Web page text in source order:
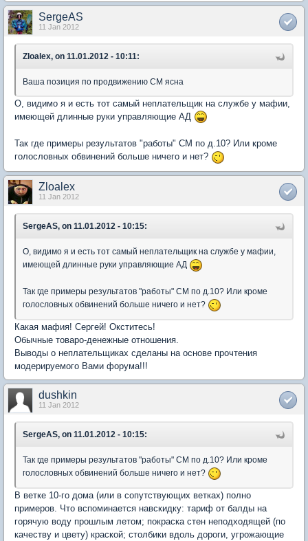
SergeAS
11 Jan 2012
Zloalex, on 11.01.2012 - 10:11:
Ваша позиция по продвижению СМ ясна
О, видимо я и есть тот самый неплательщик на службе у мафии,
имеющей длинные руки управляющие АД
Так где примеры результатов "работы" СМ по д.10? Или кроме
голословных обвинений больше ничего и нет?
Zloalex
11 Jan 2012
SergeAS, on 11.01.2012 - 10:15:
О, видимо я и есть тот самый неплательщик на службе у мафии,
имеющей длинные руки управляющие АД
Так где примеры результатов "работы" СМ по д.10? Или кроме
голословных обвинений больше ничего и нет?
Какая мафия! Сергей! Окститесь!
Обычные товаро-денежные отношения.
Выводы о неплательщиках сделаны на основе прочтения
модерируемого Вами форума!!!
dushkin
11 Jan 2012
SergeAS, on 11.01.2012 - 10:15:
Так где примеры результатов "работы" СМ по д.10? Или кроме
голословных обвинений больше ничего и нет?
В ветке 10-го дома (или в сопутствующих ветках) полно
примеров. Что вспоминается навскидку: тариф от балды на
горячую воду прошлым летом; покраска стен неподходящей (по
качеству и цвету) краской; столбики вдоль дороги, угрожающие